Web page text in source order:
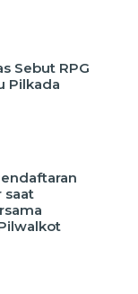
Sebut RPG
Pilkada
saat